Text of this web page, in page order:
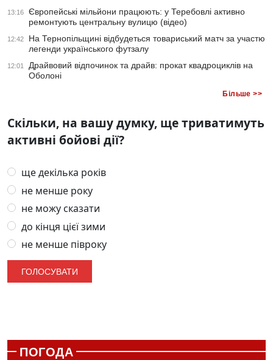
13:16
Європейські мільйони працюють: у Теребовлі активно
ремонтують центральну вулицю (відео)
12:42
На Тернопільщині відбудеться товариський матч за участю
легенди українського футзалу
12:01
Драйвовий відпочинок та драйв: прокат квадроциклів на
Оболоні
Більше >>
Скільки, на вашу думку, ще триватимуть
активні бойові дії?
ще декілька років
не менше року
не можу сказати
до кінця цієї зими
не менше півроку
ПОГОДА